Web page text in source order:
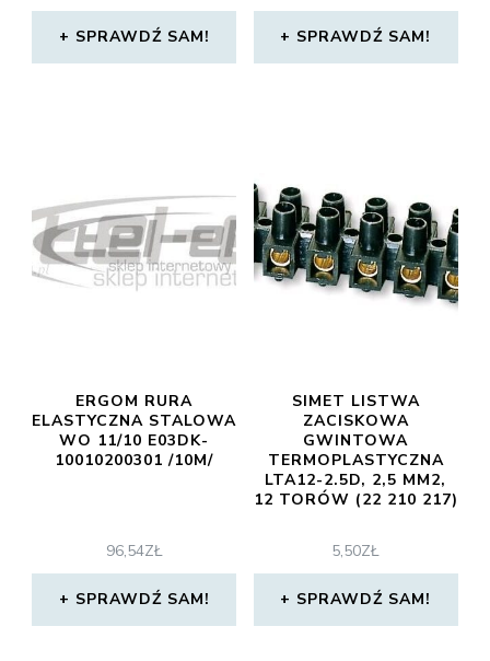
SPRAWDŹ SAM! SPRAWDŹ SAM!
ERGOM RURA
ELASTYCZNA STALOWA
WO 11/10 E03DK-
10010200301 /10M/
96,54ZŁ
SPRAWDŹ SAM!
SIMET LISTWA
ZACISKOWA
GWINTOWA
TERMOPLASTYCZNA
LTA12-2.5D, 2,5 MM2,
12 TORÓW (22 210 217)
5,50ZŁ
SPRAWDŹ SAM!